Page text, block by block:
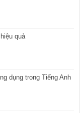
quả
dụng trong Tiếng Anh